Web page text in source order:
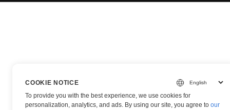
COOKIE NOTICE
To provide you with the best experience, we use cookies for
personalization, analytics, and ads. By using our site, you agree toour